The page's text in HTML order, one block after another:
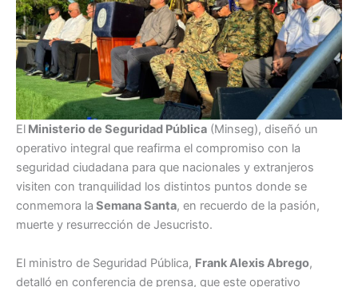
El Ministerio de Seguridad Pública (Minseg), diseñó un
operativo integral que reafirma el compromiso con la
seguridad ciudadana para que nacionales y extranjeros
visiten con tranquilidad los distintos puntos donde se
conmemora la Semana Santa, en recuerdo de la pasión,
muerte y resurrección de Jesucristo.
El ministro de Seguridad Pública, Frank Alexis Abrego,
detalló en conferencia de prensa, que este operativo